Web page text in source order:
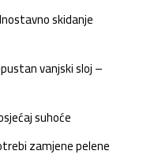
skidanje
vanjski sloj –
suhoće
zamjene pelene